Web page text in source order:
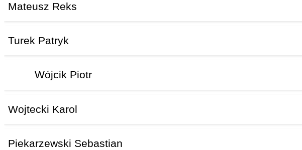
Mateusz Reks
Turek Patryk
Wójcik Piotr
Wojtecki Karol
Piekarzewski Sebastian